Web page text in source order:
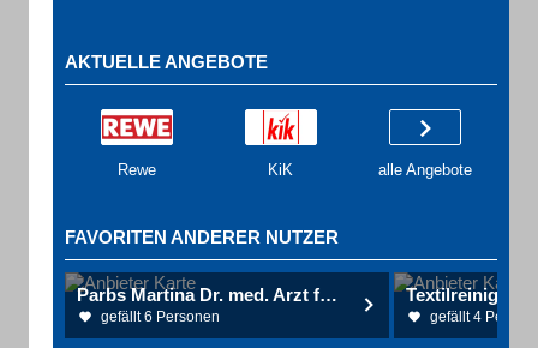
AKTUELLE ANGEBOTE
Rewe KiK alle Angebote
FAVORITEN ANDERER NUTZER
Parbs Martina Dr. med. Arzt für Hautkrankheiten und Geschlechtskrankheiten
gefällt 6 Personen
Textilreinigung
gefällt 4